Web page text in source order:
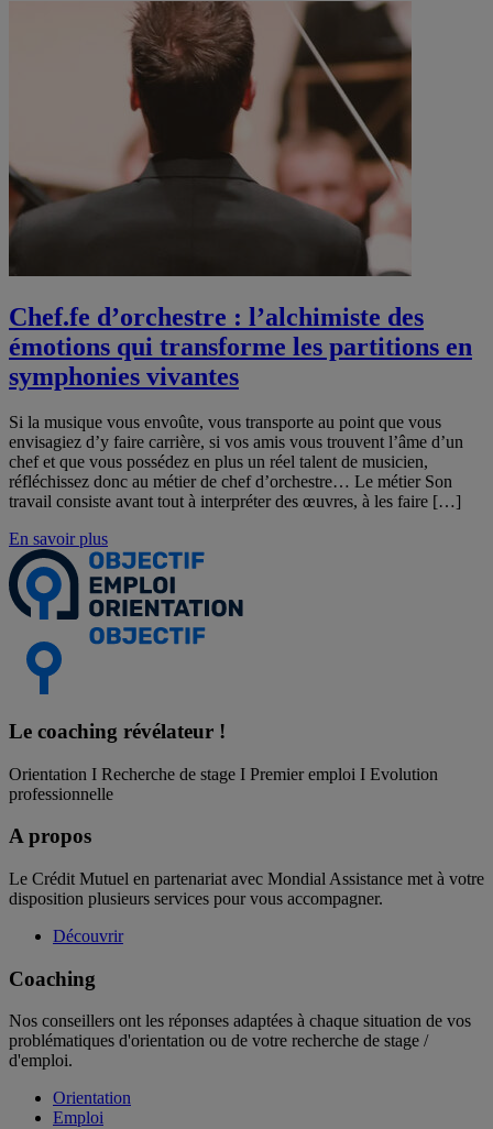
Chef.fe d’orchestre : l’alchimiste des
émotions qui transforme les partitions en
symphonies vivantes
Si la musique vous envoûte, vous transporte au point que vous
envisagiez d’y faire carrière, si vos amis vous trouvent l’âme d’un
chef et que vous possédez en plus un réel talent de musicien,
réfléchissez donc au métier de chef d’orchestre… Le métier Son
travail consiste avant tout à interpréter des œuvres, à les faire […]
En savoir plus
Le coaching révélateur !
Orientation I Recherche de stage I Premier emploi I Evolution
professionnelle
A propos
Le Crédit Mutuel en partenariat avec Mondial Assistance met à votre
disposition plusieurs services pour vous accompagner.
Découvrir
Coaching
Nos conseillers ont les réponses adaptées à chaque situation de vos
problématiques d'orientation ou de votre recherche de stage /
d'emploi.
Orientation
Emploi